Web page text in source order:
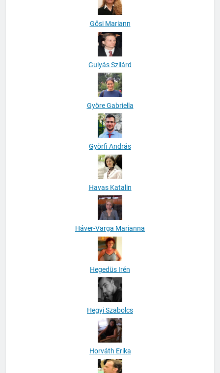
Gősi Mariann
Gulyás Szilárd
Györe Gabriella
Györfi András
Havas Katalin
Háver-Varga Marianna
Hegedüs Irén
Hegyi Szabolcs
Horváth Erika